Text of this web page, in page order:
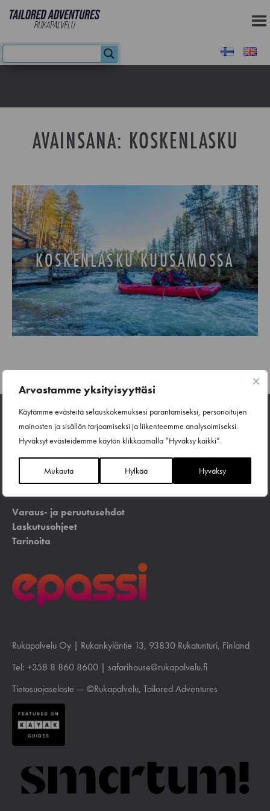
Arvostamme yksityisyyttäsi
Käytämme evästeitä selauskokemuksesi parantamiseksi, personoitujen
mainosten ja sisällön tarjoamiseksi ja liikenteemme analysoimiseksi.
Hyväksyt evästeidemme käytön klikkaamalla ”Hyväksy kaikki”.
Mukauta Hylkää Hyväksy
AVAINSANA: KOSKENLASKU
KOSKENLASKU KUUSAMOSSA
Rukapalvelu Oy | Rukankyläntie 13, 93830 Rukatunturi, Finland
Tel: +358 8 860 8600 | safarihouse@rukapalvelu.fi
Tietosuojaseloste — ©Rukapalvelu, Tailored Adventures
Varaus- ja peruutusehdot
Laskutusohjeet
Tarinoita